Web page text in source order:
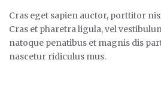
Cras eget sapien auctor, porttitor
Cras et pharetra ligula, vel
natoque penatibus et magnis dis
nascetur ridiculus mus.